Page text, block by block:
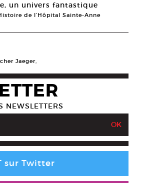
un univers fantastique
de l’Hôpital Sainte-Anne
Jaeger,
NEWSLETTERS
sur Twitter